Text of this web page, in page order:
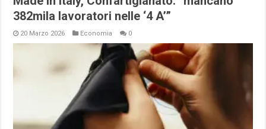
382mila lavoratori nelle ‘4 A’”
20 Marzo 2026 Economia 0